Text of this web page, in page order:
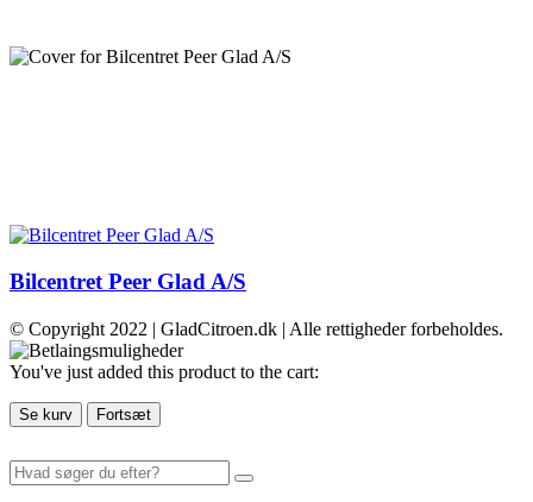
Bilcentret Peer Glad A/S
© Copyright 2022 | GladCitroen.dk | Alle rettigheder forbeholdes.
You've just added this product to the cart:
Se kurv Fortsæt